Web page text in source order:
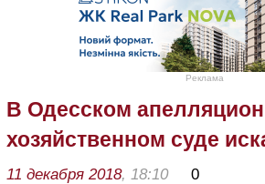
Реклама
В Одесском
хозяйственном суде
11 декабря 2018, 18:10 0